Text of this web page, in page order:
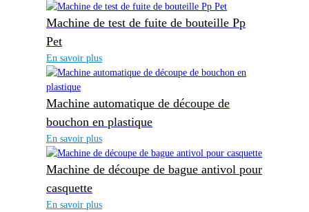
Machine de test de fuite de bouteille Pp
Pet
En savoir plus
Machine automatique de découpe de
bouchon en plastique
En savoir plus
Machine de découpe de bague antivol pour
casquette
En savoir plus